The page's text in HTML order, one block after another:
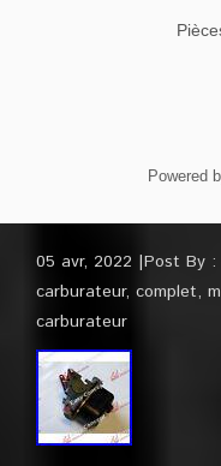
Powered
05 avr, 2022 Post By :
carburateur, complet,
carburateur